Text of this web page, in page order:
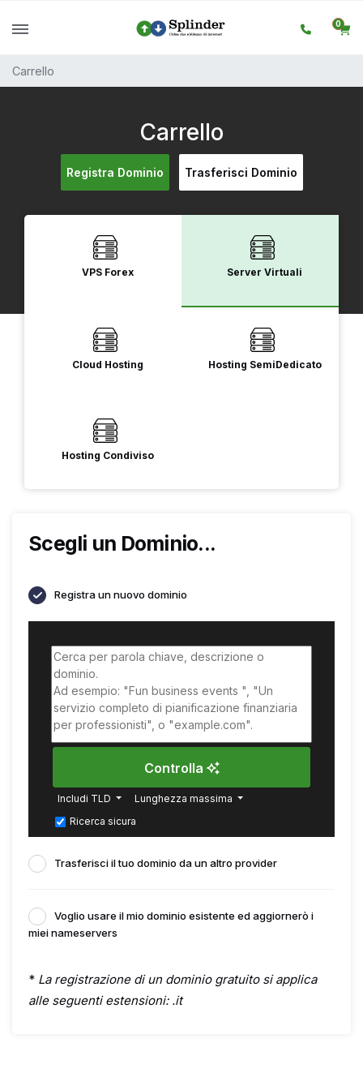
0
Carrello
Carrello
Registra Dominio Trasferisci Dominio
VPS Forex Server Virtuali
Cloud Hosting Hosting SemiDedicato
Hosting Condiviso
Scegli un Dominio...
Registra un nuovo dominio
Controlla
Includi TLD
Lunghezza massima
Ricerca sicura
Trasferisci il tuo dominio da un altro provider
Voglio usare il mio dominio esistente ed aggiornerò i
miei nameservers
* La registrazione di un dominio gratuito si applica
alle seguenti estensioni: .it